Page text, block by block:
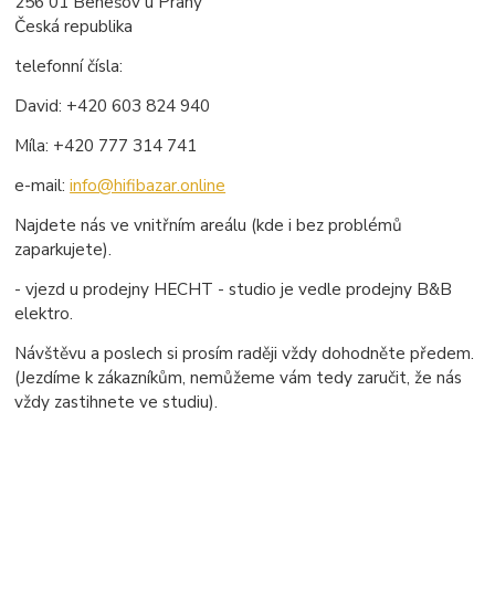
Česká republika
telefonní čísla:
David: +420 603 824 940
Míla: +420 777 314 741
e-mail:info@hifibazar.online
Najdete nás ve vnitřním areálu (kde i bez problémů
zaparkujete).
- vjezd u prodejny HECHT - studio je vedle prodejny B&B
elektro.
Návštěvu a poslech si prosím raději vždy dohodněte předem.
(Jezdíme k zákazníkům, nemůžeme vám tedy zaručit, že nás
vždy zastihnete ve studiu).